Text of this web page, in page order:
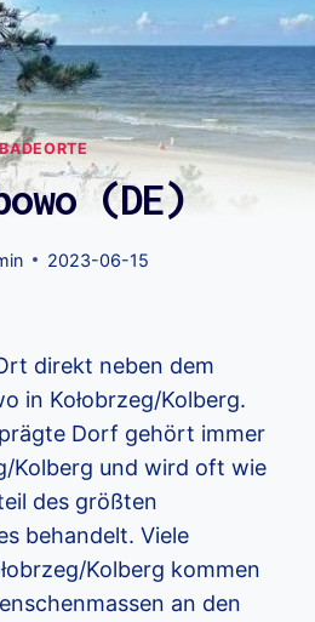
BADEORTE
(DE)
2023-06-15
direkt neben dem
in Kołobrzeg/Kolberg.
Dorf gehört immer
Kolberg und wird oft wie
des größten
behandelt. Viele
Kolberg kommen
an den